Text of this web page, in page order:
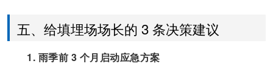
五、给填埋场场长的 3 条决策建议
1. 雨季前 3 个月启动应急方案